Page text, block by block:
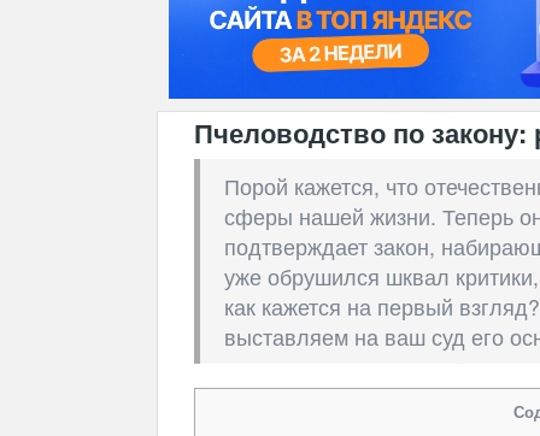
Пчеловодство по
Порой кажется, что
сферы нашей жизни. Теперь
подтверждает закон,
уже обрушился шквал
как кажется на первый
выставляем на ваш суд его